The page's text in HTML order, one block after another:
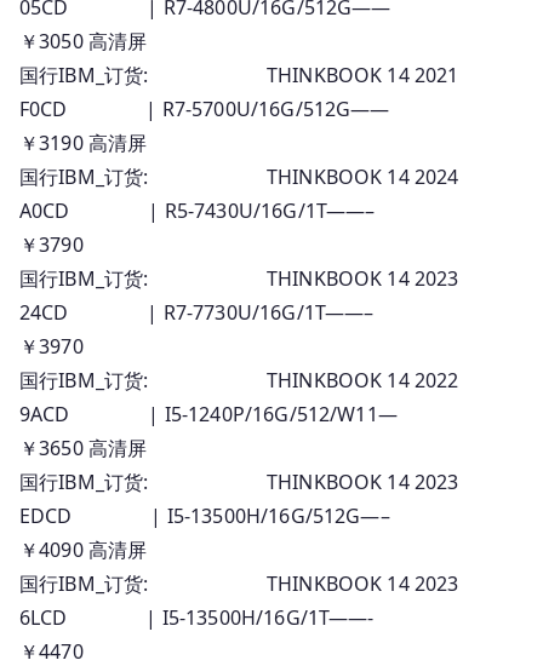
05CD | R7-4800U/16G/512G——
￥3050 高清屏
国行IBM_订货: THINKBOOK 14 2021
F0CD | R7-5700U/16G/512G——
￥3190 高清屏
国行IBM_订货: THINKBOOK 14 2024
A0CD | R5-7430U/16G/1T——–
￥3790
国行IBM_订货: THINKBOOK 14 2023
24CD | R7-7730U/16G/1T——–
￥3970
国行IBM_订货: THINKBOOK 14 2022
9ACD | I5-1240P/16G/512/W11—
￥3650 高清屏
国行IBM_订货: THINKBOOK 14 2023
EDCD | I5-13500H/16G/512G—–
￥4090 高清屏
国行IBM_订货: THINKBOOK 14 2023
6LCD | I5-13500H/16G/1T——-
￥4470